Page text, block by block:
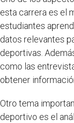
esta carrera es el
estudiantes
datos relevantes
deportivas.
como las
obtener
Otro tema
deportivo es el